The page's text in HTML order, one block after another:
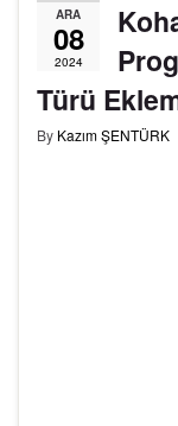
ARA
08
2024
Türü
By Kazım ŞENTÜRK